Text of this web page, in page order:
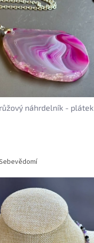
náhrdelník - plátek